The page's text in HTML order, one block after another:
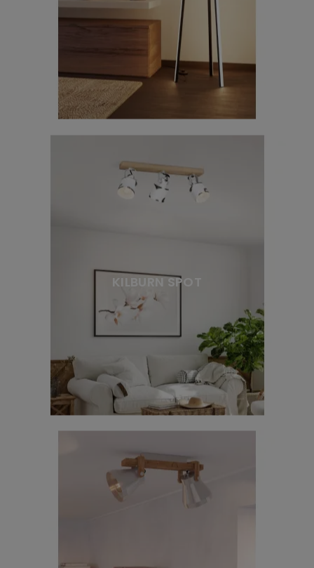
KILBURN SPOT